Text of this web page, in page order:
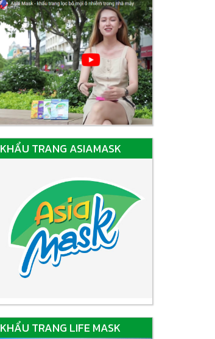
KHẨU TRANG ASIAMASK
KHẨU TRANG LIFE MASK